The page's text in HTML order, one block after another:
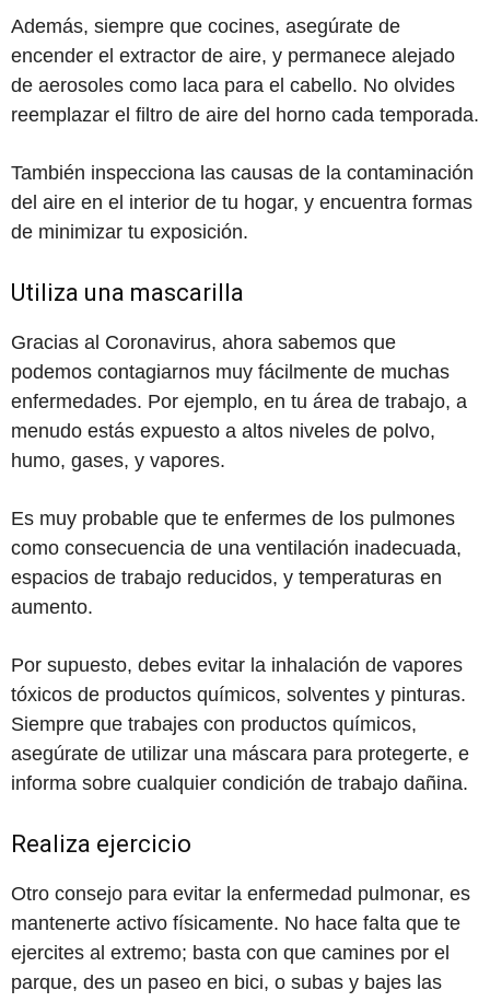
Además, siempre que cocines, asegúrate de
encender el extractor de aire, y permanece alejado
de aerosoles como laca para el cabello. No olvides
reemplazar el filtro de aire del horno cada temporada.
También inspecciona las causas de la contaminación
del aire en el interior de tu hogar, y encuentra formas
de minimizar tu exposición.
Utiliza una mascarilla
Gracias al Coronavirus, ahora sabemos que
podemos contagiarnos muy fácilmente de muchas
enfermedades. Por ejemplo, en tu área de trabajo, a
menudo estás expuesto a altos niveles de polvo,
humo, gases, y vapores.
Es muy probable que te enfermes de los pulmones
como consecuencia de una ventilación inadecuada,
espacios de trabajo reducidos, y temperaturas en
aumento.
Por supuesto, debes evitar la inhalación de vapores
tóxicos de productos químicos, solventes y pinturas.
Siempre que trabajes con productos químicos,
asegúrate de utilizar una máscara para protegerte, e
informa sobre cualquier condición de trabajo dañina.
Realiza ejercicio
Otro consejo para evitar la enfermedad pulmonar, es
mantenerte activo físicamente. No hace falta que te
ejercites al extremo; basta con que camines por el
parque, des un paseo en bici, o subas y bajes las